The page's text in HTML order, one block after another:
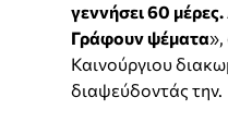
γεννήσει 60
Γράφουν ψέματα»,
Καινούργιου
διαψεύδοντάς την.